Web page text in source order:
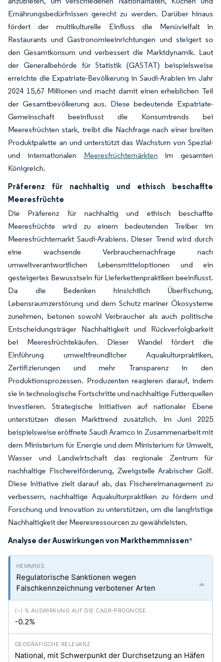
Ernährungsbedürfnissen gerecht zu werden. Darüber hinaus
fördert der multikulturelle Einfluss die Menüvielfalt in
Restaurants und Gastronomieeinrichtungen und steigert so
den Gesamtkonsum und verbessert die Marktdynamik. Laut
der Generalbehörde für Statistik (GASTAT) beispielsweise
erreichte die Expatriate-Bevölkerung in Saudi-Arabien im Jahr
2024 15,67 Millionen und macht damit einen erheblichen Teil
der Gesamtbevölkerung aus. Diese bedeutende Expatriate-
Gemeinschaft beeinflusst die Konsumtrends bei
Meeresfrüchten stark, treibt die Nachfrage nach einer breiten
Produktpalette an und unterstützt das Wachstum von Spezial-
und internationalen Meeresfrüchtemärkten im gesamten
Königreich.
Präferenz für nachhaltig und ethisch beschaffte
Meeresfrüchte
Die Präferenz für nachhaltig und ethisch beschaffte
Meeresfrüchte wird zu einem bedeutenden Treiber im
Meeresfrüchtemarkt Saudi-Arabiens. Dieser Trend wird durch
eine wachsende Verbrauchernachfrage nach
umweltverantwortlichen Lebensmitteloptionen und ein
gesteigertes Bewusstsein für Lieferkettenpraktiken beeinflusst.
Da die Bedenken hinsichtlich Überfischung,
Lebensraumzerstörung und dem Schutz mariner Ökosysteme
zunehmen, betonen sowohl Verbraucher als auch politische
Entscheidungsträger Nachhaltigkeit und Rückverfolgbarkeit
bei Meeresfrüchtekäufen. Dieser Wandel fördert die
Einführung umweltfreundlicher Aquakulturpraktiken,
Zertifizierungen und mehr Transparenz in den
Produktionsprozessen. Produzenten reagieren darauf, indem
sie in technologische Fortschritte und nachhaltige Futterquellen
investieren. Strategische Initiativen auf nationaler Ebene
unterstützen diesen Markttrend zusätzlich. Im Juni 2025
beispielsweise eröffnete Saudi Aramco in Zusammenarbeit mit
dem Ministerium für Energie und dem Ministerium für Umwelt,
Wasser und Landwirtschaft das regionale Zentrum für
nachhaltige Fischereiförderung, Zweigstelle Arabischer Golf.
Diese Initiative zielt darauf ab, das Fischereimanagement zu
verbessern, nachhaltige Aquakulturpraktiken zu fördern und
Forschung und Innovation zu unterstützen, um die langfristige
Nachhaltigkeit der Meeresressourcen zu gewährleisten.
Analyse der Auswirkungen von Markthemmnissen*
Regulatorische Sanktionen wegen
Falschkennzeichnung verbotener Arten
-0.2%
National, mit Schwerpunkt der Durchsetzung an Häfen